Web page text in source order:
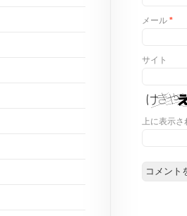
メール *
サイト
上に表示